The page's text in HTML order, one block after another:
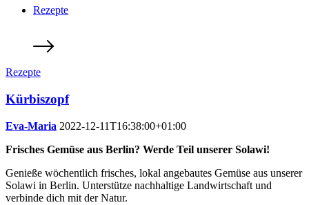
Rezepte
Rezepte
Kürbiszopf
Eva-Maria 2022-12-11T16:38:00+01:00
Frisches Gemüse aus Berlin? Werde Teil unserer Solawi!
Genieße wöchentlich frisches, lokal angebautes Gemüse aus unserer
Solawi in Berlin. Unterstütze nachhaltige Landwirtschaft und
verbinde dich mit der Natur.